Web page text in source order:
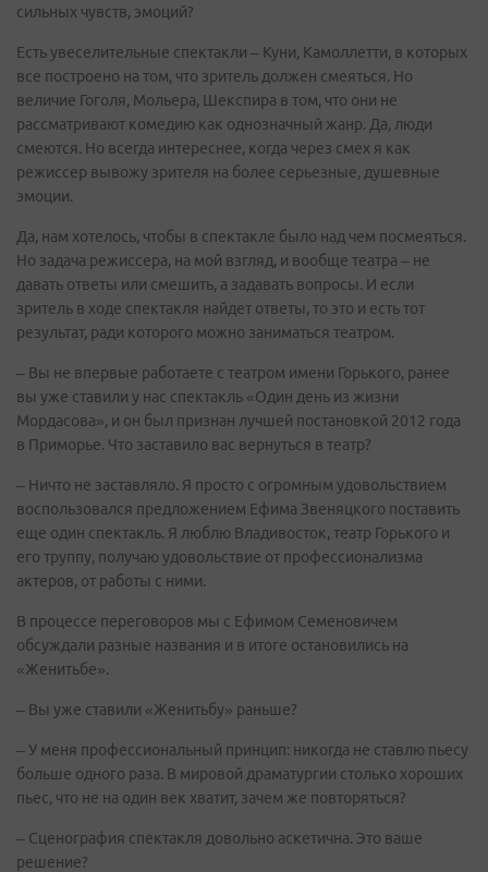
сильных чувств, эмоций?
Есть увеселительные спектакли – Куни, Камоллетти, в которых
все построено на том, что зритель должен смеяться. Но
величие Гоголя, Мольера, Шекспира в том, что они не
рассматривают комедию как однозначный жанр. Да, люди
смеются. Но всегда интереснее, когда через смех я как
режиссер вывожу зрителя на более серьезные, душевные
эмоции.
Да, нам хотелось, чтобы в спектакле было над чем посмеяться.
Но задача режиссера, на мой взгляд, и вообще театра – не
давать ответы или смешить, а задавать вопросы. И если
зритель в ходе спектакля найдет ответы, то это и есть тот
результат, ради которого можно заниматься театром.
– Вы не впервые работаете с театром имени Горького, ранее
вы уже ставили у нас спектакль «Один день из жизни
Мордасова», и он был признан лучшей постановкой 2012 года
в Приморье. Что заставило вас вернуться в театр?
– Ничто не заставляло. Я просто с огромным удовольствием
воспользовался предложением Ефима Звеняцкого поставить
еще один спектакль. Я люблю Владивосток, театр Горького и
его труппу, получаю удовольствие от профессионализма
актеров, от работы с ними.
В процессе переговоров мы с Ефимом Семеновичем
обсуждали разные названия и в итоге остановились на
«Женитьбе».
– Вы уже ставили «Женитьбу» раньше?
– У меня профессиональный принцип: никогда не ставлю пьесу
больше одного раза. В мировой драматургии столько хороших
пьес, что не на один век хватит, зачем же повторяться?
– Сценография спектакля довольно аскетична. Это ваше
решение?